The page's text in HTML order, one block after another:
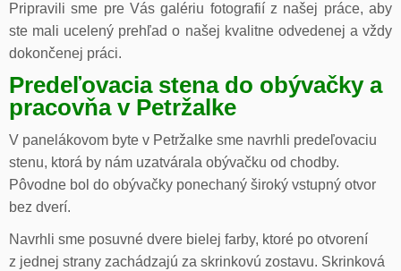
Pripravili sme pre Vás galériu fotografií z našej práce, aby
ste mali ucelený prehľad o našej kvalitne odvedenej a vždy
dokončenej práci.
Predeľovacia stena do obývačky a
pracovňa v Petržalke
V panelákovom byte v Petržalke sme navrhli predeľovaciu
stenu, ktorá by nám uzatvárala obývačku od chodby.
Pôvodne bol do obývačky ponechaný široký vstupný otvor
bez dverí.
Navrhli sme posuvné dvere bielej farby, ktoré po otvorení
z jednej strany zachádzajú za skrinkovú zostavu. Skrinková